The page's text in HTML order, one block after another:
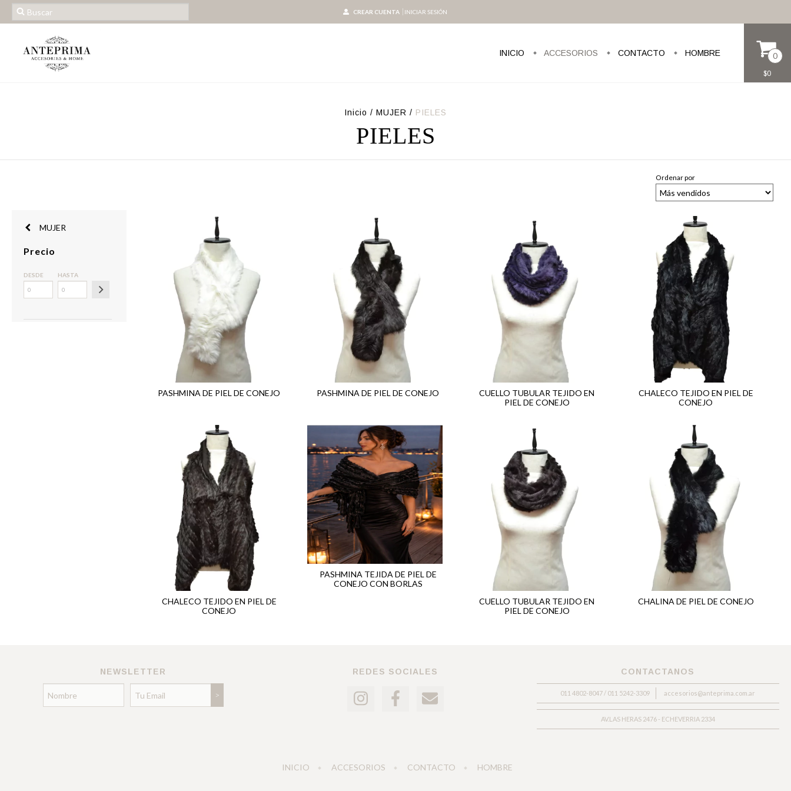
CREAR CUENTA INICIAR SESIÓN
INICIO ACCESORIOS CONTACTO HOMBRE 0
$0
Inicio / MUJER / PIELES
PIELES
Ordenar por
MUJER
Precio
DESDE HASTA
PASHMINA DE PIEL DE CONEJO PASHMINA DE PIEL DE CONEJO
CUELLO TUBULAR TEJIDO EN
PIEL DE CONEJO
CHALECO TEJIDO EN PIEL DE
CONEJO
CHALECO TEJIDO EN PIEL DE
CONEJO
PASHMINA TEJIDA DE PIEL DE
CONEJO CON BORLAS
CUELLO TUBULAR TEJIDO EN
PIEL DE CONEJO
CHALINA DE PIEL DE CONEJO
NEWSLETTER REDES SOCIALES CONTACTANOS
011 4802-8047 / 011 5242-3309 accesorios@anteprima.com.ar
AV.LAS HERAS 2476 - ECHEVERRIA 2334
INICIO ACCESORIOS CONTACTO HOMBRE